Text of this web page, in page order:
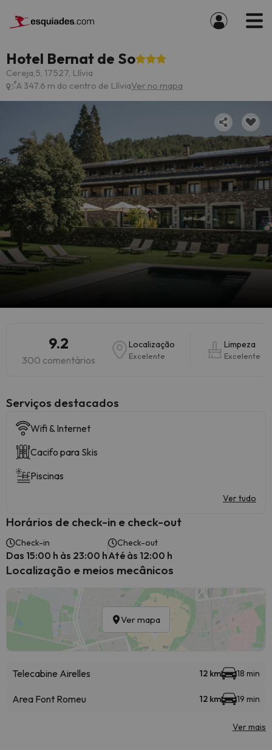
Hotel Bernat de So
Cereja,5, 17527, Llívia
A 347.6 m do centro de LlíviaVer no mapa
9.2
300 comentários
Localização
Excelente
Limpeza
Excelente
Serviços destacados
Wifi & Internet
Cacifo para Skis
Piscinas
Ver tudo
Horários de check-in e check-out
Check-in
Das 15:00 h às 23:00 h
Check-out
Até às 12:00 h
Localização e meios mecânicos
Ver mapa
Telecabine Airelles 12 km 18 min
Area Font Romeu 12 km 19 min
Ver mais